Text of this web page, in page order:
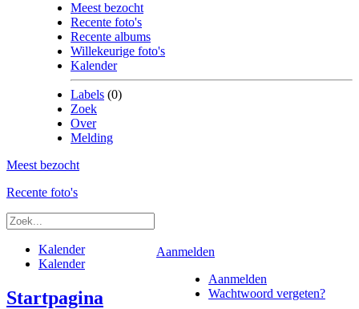
Meest bezocht
Recente foto's
Recente albums
Willekeurige foto's
Kalender
Labels (0)
Zoek
Over
Melding
Meest bezocht
Recente foto's
Aanmelden
Aanmelden
Wachtwoord vergeten?
Kalender
Kalender
Startpagina